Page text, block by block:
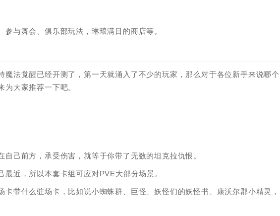
与舞会、俱乐部玩法，琳琅满目的商店等。
魔法觉醒已经开测了，第一天就涌入了不少的玩家，那么对于各位新手来说哪个
大家推荐一下吧。
己前方，承受伤害，就等于你带了无数的坦克拉仇恨。
近，所以本套卡组可应对PVE大部分场景。
带什么驻场卡，比如说小蜘蛛群、巨怪、妖怪们的妖怪书、康沃尔郡小精灵，